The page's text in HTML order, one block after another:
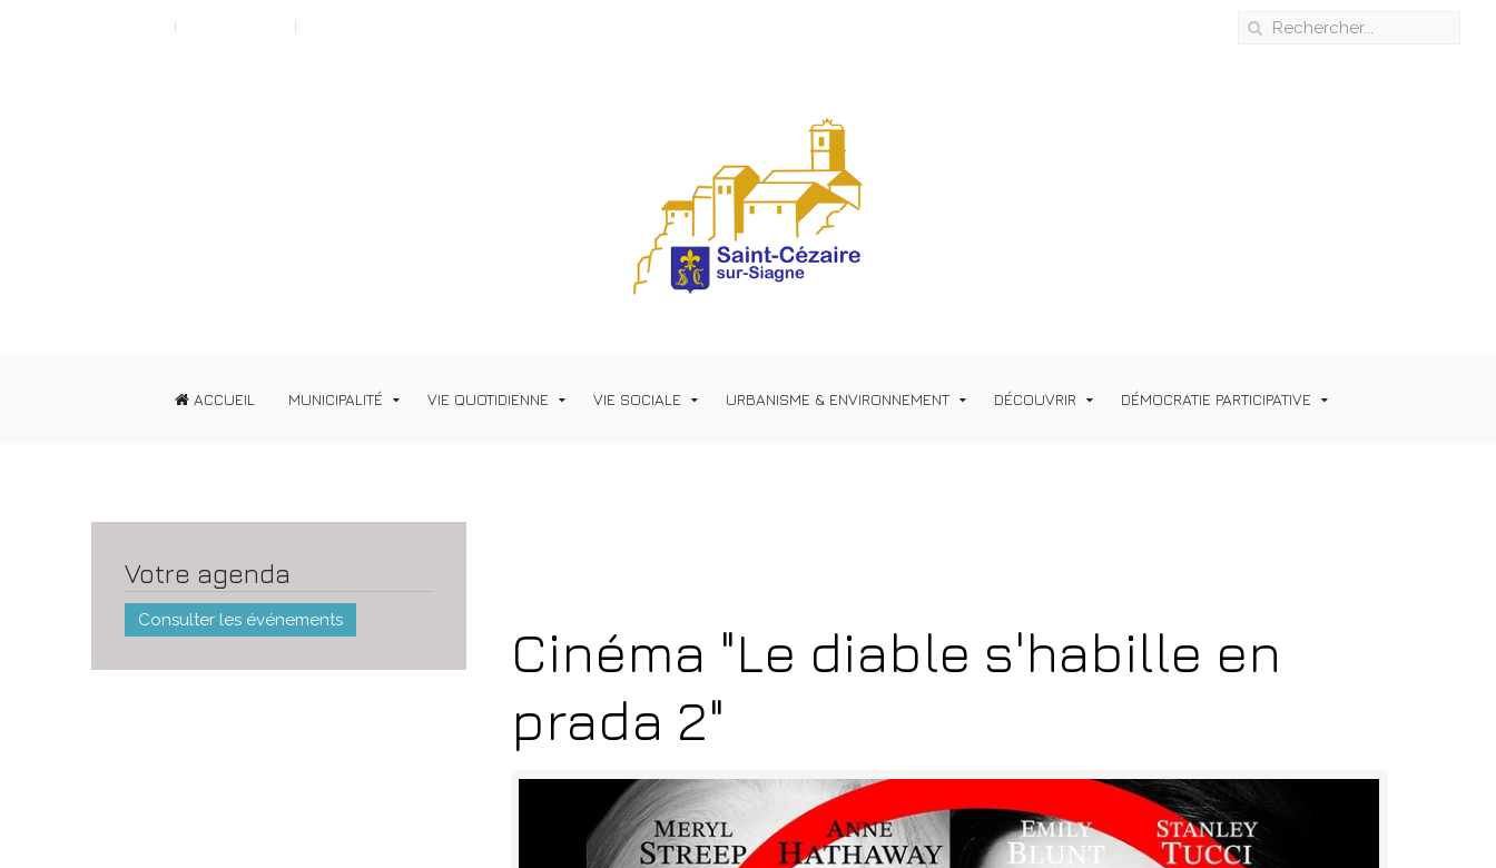
ACCUEIL MUNICIPALITÉ VIE QUOTIDIENNE VIE SOCIALE URBANISME & ENVIRONNEMENT DÉCOUVRIR DÉMOCRATIE PARTICIPATIVE
Cinéma "Le diable s'habille en
prada 2"
Votre agenda
Consulter les événements